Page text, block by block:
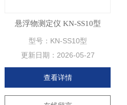
悬浮物测定仪 KN-SS10型
型号：KN-SS10型
更新日期： 2026-05-27
查看详情